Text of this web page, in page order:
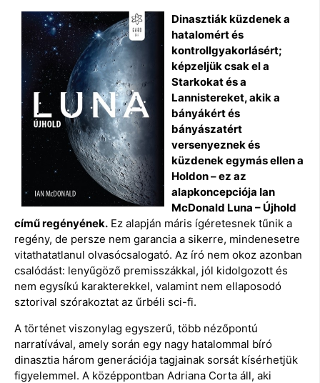
Dinasztiák küzdenek a
hatalomért és
kontrollgyakorlásért;
képzeljük csak el a
Starkokat és a
Lannistereket, akik a
bányákért és
bányászatért
versenyeznek és
küzdenek egymás ellen a
Holdon – ez az
alapkoncepciója Ian
McDonald Luna – Újhold
című regényének. Ez alapján máris ígéretesnek tűnik a
regény, de persze nem garancia a sikerre, mindenesetre
vitathatatlanul olvasócsalogató. Az író nem okoz azonban
csalódást: lenyűgöző premisszákkal, jól kidolgozott és
nem egysíkú karakterekkel, valamint nem ellaposodó
sztorival szórakoztat az űrbéli sci-fi.
A történet viszonylag egyszerű, több nézőpontú
narratívával, amely során egy nagy hatalommal bíró
dinasztia három generációja tagjainak sorsát kísérhetjük
figyelemmel. A középpontban Adriana Corta áll, aki